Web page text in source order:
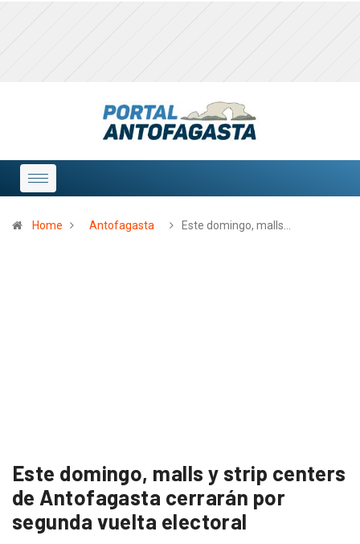
Home Antofagasta Este domingo, malls…
Este domingo, malls y strip centers
de Antofagasta cerrarán por
segunda vuelta electoral